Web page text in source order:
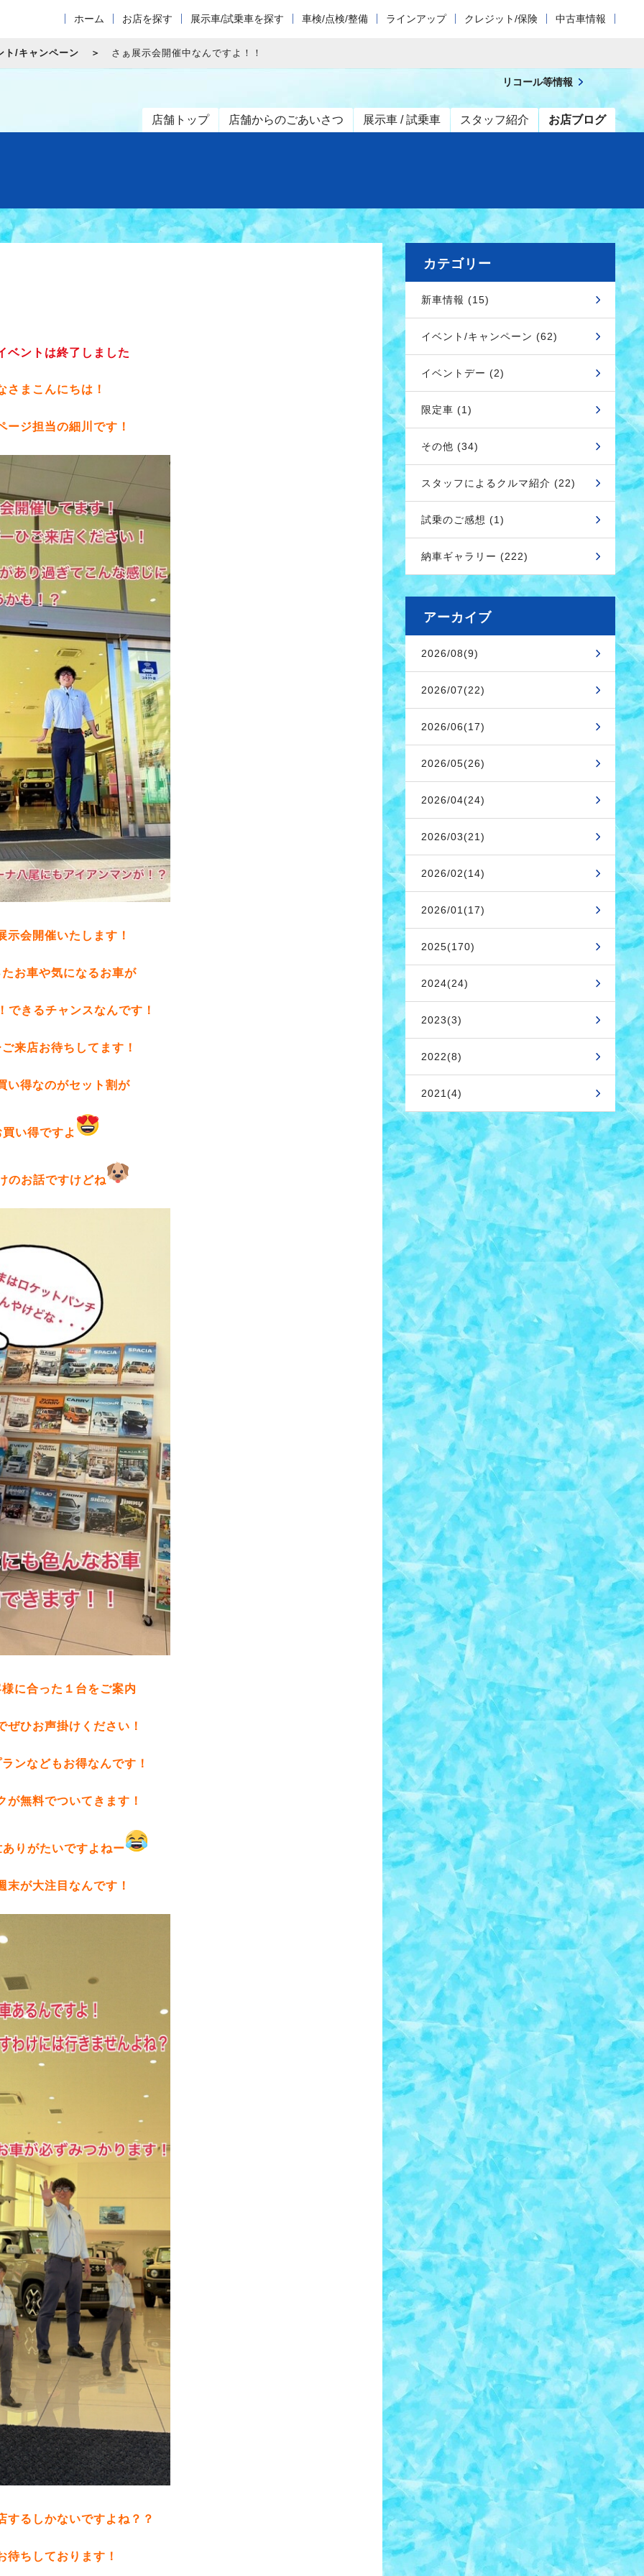
ホーム お店を探す 展示車/試乗車を探す 車検/点検/整備 ラインアップ クレジット/保険 中古車情報
ト/キャンペーン さぁ展示会開催中なんですよ！！
店舗トップ 店舗からのごあいさつ 展示車 / 試乗車 スタッフ紹介 お店ブログ
リコール等情報
ベントは終了しました
さまこんにちは！
ージ担当の細川です！
示会開催いたします！
お車や気になるお車が
できるチャンスなんです！
来店お待ちしてます！
い得なのがセット割が
買い得ですよ
のお話ですけどね
に合った１台をご案内
ぜひお声掛けください！
ンなどもお得なんです！
が無料でついてきます！
りがたいですよねー
末が大注目なんです！
するしかないですよね？？
待ちしております！
カテゴリー
新車情報 (15)
イベント/キャンペーン (62)
イベントデー (2)
限定車 (1)
その他 (34)
スタッフによるクルマ紹介 (22)
試乗のご感想 (1)
納車ギャラリー (222)
アーカイブ
2026/08(9)
2026/07(22)
2026/06(17)
2026/05(26)
2026/04(24)
2026/03(21)
2026/02(14)
2026/01(17)
2025(170)
2024(24)
2023(3)
2022(8)
2021(4)